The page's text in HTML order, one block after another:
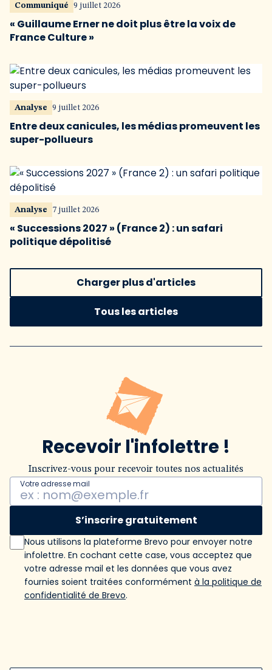
Communiqué 9 juillet 2026
« Guillaume Erner ne doit plus être la voix de
France Culture »
Analyse 9 juillet 2026
Entre deux canicules, les médias promeuvent les
super-pollueurs
Analyse 7 juillet 2026
« Successions 2027 » (France 2) : un safari
politique dépolitisé
Charger plus d'articles
Tous les articles
Recevoir l'infolettre !
Inscrivez-vous pour recevoir toutes nos actualités
Votre adresse mail
S’inscrire gratuitement
Nous utilisons la plateforme Brevo pour envoyer notre
infolettre. En cochant cette case, vous acceptez que
votre adresse mail et les données que vous avez
fournies soient traitées conformément à la politique de
confidentialité de Brevo.